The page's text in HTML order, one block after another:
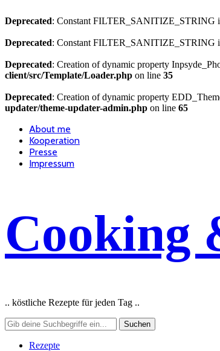
Deprecated: Constant FILTER_SANITIZE_STRING
Deprecated: Constant FILTER_SANITIZE_STRING
Deprecated: Creation of dynamic property
client/src/Template/Loader.php on line 35
Deprecated: Creation of dynamic property
updater/theme-updater-admin.php on line 65
About me
Kooperation
Presse
Impressum
Cooking
.. köstliche Rezepte für jeden Tag ..
Rezepte